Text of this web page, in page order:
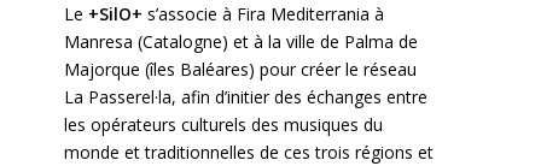
Le +SilO+ s’associe à Fira Mediterrania à
Manresa (Catalogne) et à la ville de Palma de
Majorque (îles Baléares) pour créer le réseau
La Passerel·la, afin d’initier des échanges entre
les opérateurs culturels des musiques du
monde et traditionnelles de ces trois régions et